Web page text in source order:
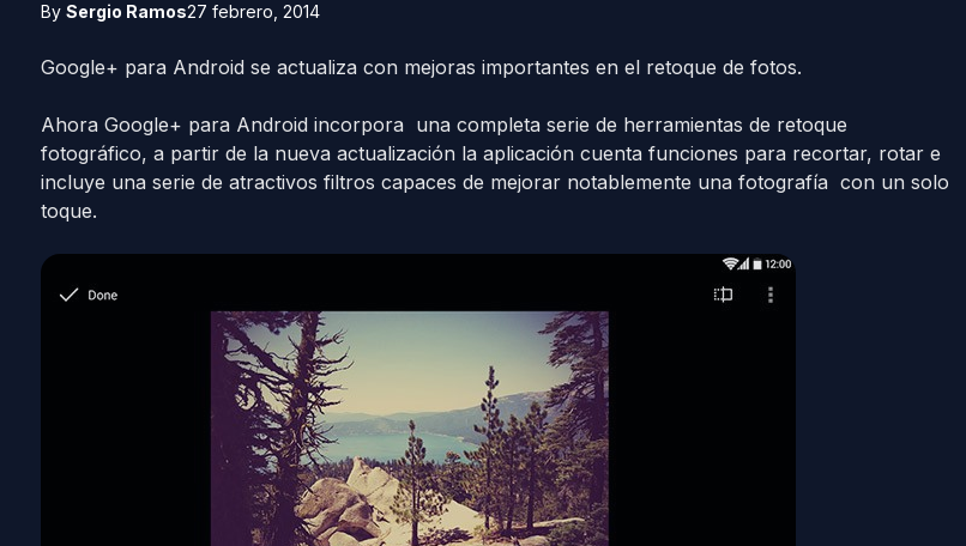
By Sergio Ramos27 febrero, 2014
Google+ para Android se actualiza con mejoras importantes en el retoque de fotos.
Ahora Google+ para Android incorpora una completa serie de herramientas de retoque
fotográfico, a partir de la nueva actualización la aplicación cuenta funciones para recortar, rotar e
incluye una serie de atractivos filtros capaces de mejorar notablemente una fotografía con un solo
toque.